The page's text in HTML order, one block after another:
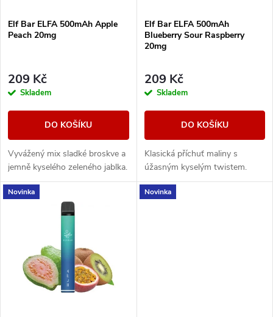
p
r
o
u
k
s
p
r
o
d
u
k
Elf Bar ELFA 500mAh Apple
Peach 20mg
209 Kč
Skladem
DO KOŠÍKU
Vyvážený mix sladké broskve a
jemně kyselého zeleného jablka.
Elf Bar ELFA 500mAh
Blueberry Sour Raspberry
20mg
209 Kč
Skladem
DO KOŠÍKU
Klasická příchuť maliny s
úžasným kyselým twistem.
Novinka Novinka